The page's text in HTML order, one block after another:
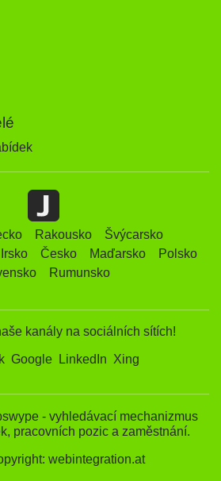
Rakousko
Švýcarsko
Irsko Česko Maďarsko
Polsko
Rumunsko
kanály na sociálních sítích!
Google LinkedIn Xing
- vyhledávací mechanizmus
pracovních pozic a zaměstnání.
webintegration.at